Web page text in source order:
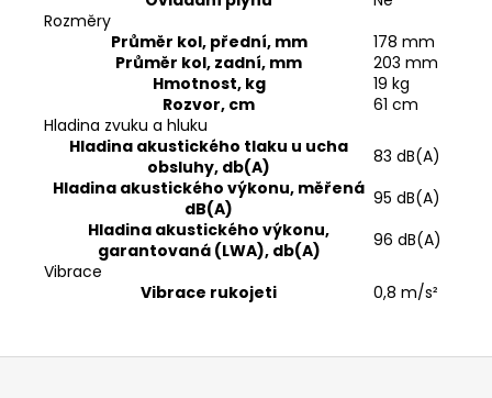
Rozměry
Průměr kol, přední, mm
178 mm
Průměr kol, zadní, mm
203 mm
Hmotnost, kg
19 kg
Rozvor, cm
61 cm
Hladina zvuku a hluku
Hladina akustického tlaku u ucha
obsluhy, db(A)
83 dB(A)
Hladina akustického výkonu, měřená
dB(A)
95 dB(A)
Hladina akustického výkonu,
garantovaná (LWA), db(A)
96 dB(A)
Vibrace
Vibrace rukojeti
0,8 m/s²
Z